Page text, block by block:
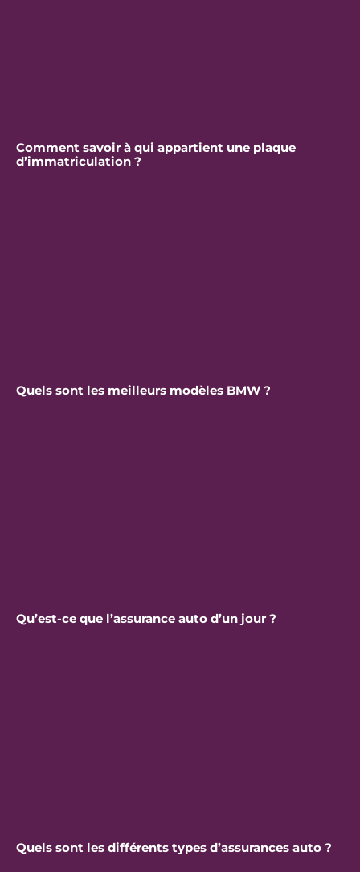
Comment savoir à qui appartient une plaque
d’immatriculation ?
Quels sont les meilleurs modèles BMW ?
Qu’est-ce que l’assurance auto d’un jour ?
Quels sont les différents types d’assurances auto ?